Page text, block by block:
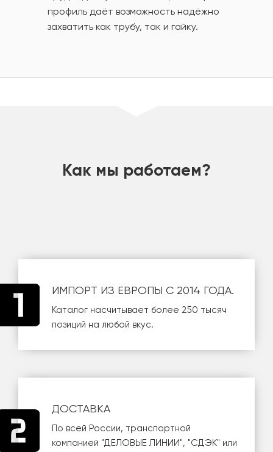
профиль даёт возможность надёжно
захватить как трубу, так и гайку.
Как мы работаем?
ИМПОРТ ИЗ ЕВРОПЫ С 2014 ГОДА.
Каталог насчитывает более 250 тысяч
позиций на любой вкус.
ДОСТАВКА
По всей России, транспортной
компанией "ДЕЛОВЫЕ ЛИНИИ", "СДЭК" или